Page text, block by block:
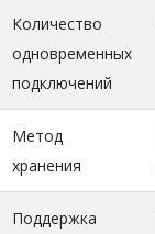
Количество
одновременных
подключений
Метод
хранения
Поддержка